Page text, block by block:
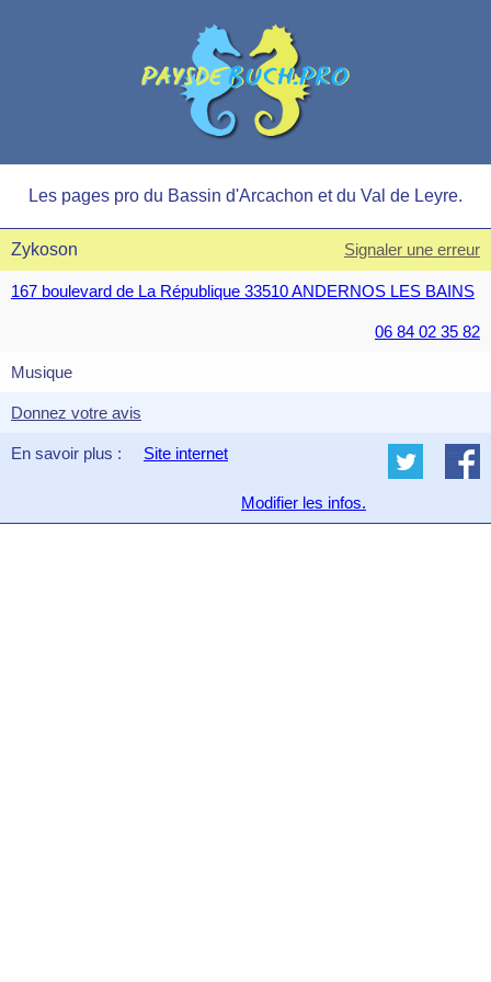
Les pages pro du Bassin d'Arcachon et du Val de Leyre.
Zykoson Signaler une erreur
167 boulevard de La République 33510 ANDERNOS LES BAINS
06 84 02 35 82
Musique
Donnez votre avis
En savoir plus : Site internet
Modifier les infos.